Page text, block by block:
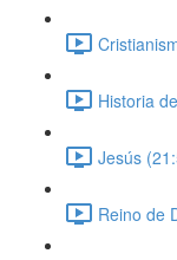
Historia
Jesús
Reino de